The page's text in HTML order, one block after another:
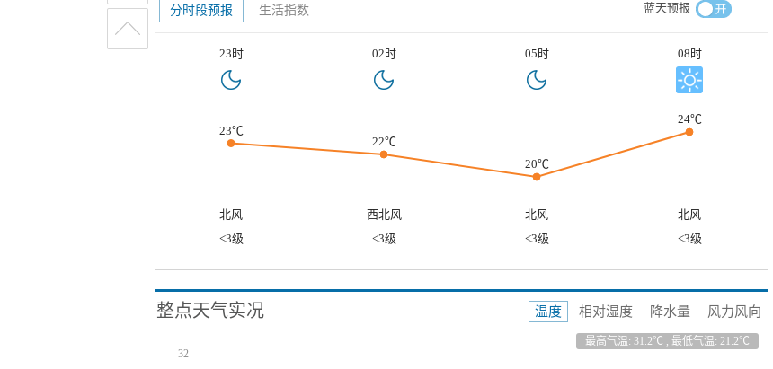
分时段预报 生活指数 蓝天预报
23时 02时 05时 08时
23℃
22℃
20℃
24℃
北风 西北风 北风
北风
<3级
<3级 <3级 <3级
整点天气实况 温度 相对湿度 降水量 风力风向
最高气温: 31.2℃ , 最低气温: 21.2℃
32